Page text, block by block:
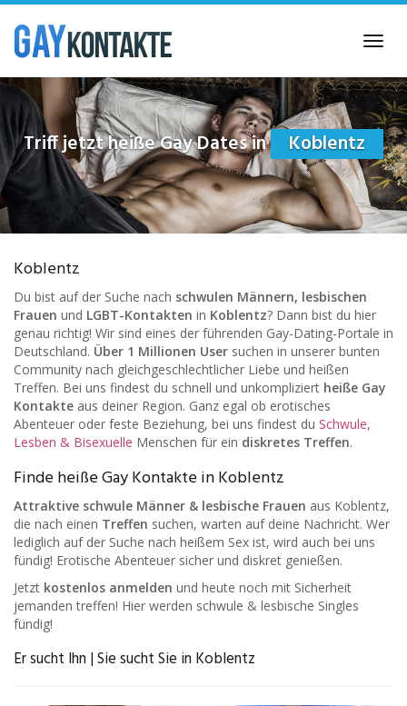
Skip
main
content
Triff jetzt heiße Gay Dates in Koblentz
Koblentz
Du bist auf der Suche nach schwulen Männern, lesbischen
Frauen und LGBT-Kontakten in Koblentz? Dann bist du hier
genau richtig! Wir sind eines der führenden Gay-Dating-Portale in
Deutschland. Über 1 Millionen User suchen in unserer bunten
Community nach gleichgeschlechtlicher Liebe und heißen
Treffen. Bei uns findest du schnell und unkompliziert heiße Gay
Kontakte aus deiner Region. Ganz egal ob erotisches
Abenteuer oder feste Beziehung, bei uns findest du Schwule,
Lesben & Bisexuelle Menschen für ein diskretes Treffen.
Finde heiße Gay Kontakte in Koblentz
Attraktive schwule Männer & lesbische Frauen aus Koblentz,
die nach einen Treffen suchen, warten auf deine Nachricht. Wer
lediglich auf der Suche nach heißem Sex ist, wird auch bei uns
fündig! Erotische Abenteuer sicher und diskret genießen.
Jetzt kostenlos anmelden und heute noch mit Sicherheit
jemanden treffen! Hier werden schwule & lesbische Singles
fündig!
Er sucht Ihn | Sie sucht Sie in Koblentz